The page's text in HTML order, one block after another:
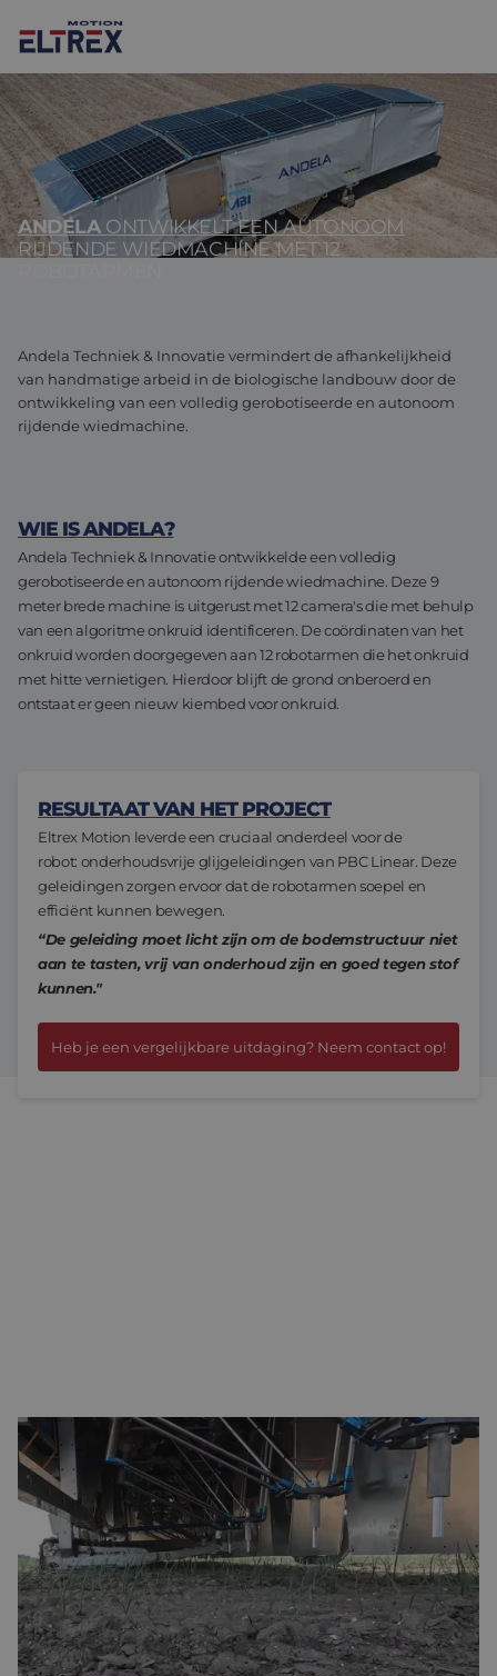
Onze oplossingen
Mechanicals
Motion Control Solutions
Assemblage & Customizing
Intralogistics
Life sciences
Manufacturing
Defensie
Merken
Nieuws
Over ons
Werken bij
ANDELAONTWIKKELT EEN AUTONOOM
RIJDENDE WIEDMACHINE MET 12
Andela Techniek & Innovatie vermindert de afhankelijkheid
van handmatige arbeid in de biologische landbouw door de
ontwikkeling van een volledig gerobotiseerde en autonoom
rijdende wiedmachine.
WIE IS ANDELA?
Andela Techniek & Innovatie ontwikkelde een volledig
gerobotiseerde en autonoom rijdende wiedmachine. Deze 9
meter brede machine is uitgerust met 12 camera's die met behulp
van een algoritme onkruid identificeren. De coördinaten van het
onkruid worden doorgegeven aan 12 robotarmen die het onkruid
met hitte vernietigen. Hierdoor blijft de grond onberoerd en
ontstaat er geen nieuw kiembed voor onkruid.
RESULTAAT VAN HET PROJECT
Eltrex Motion leverde een cruciaal onderdeel voor de
robot: onderhoudsvrije glijgeleidingen van PBC Linear. Deze
geleidingen zorgen ervoor dat de robotarmen soepel en
efficiënt kunnen bewegen.
“De geleiding moet licht zijn om de bodemstructuur niet
aan te tasten, vrij van onderhoud zijn en goed tegen stof
kunnen."
Heb je een vergelijkbare uitdaging? Neem contact op!
TWAALF ROBOTARMEN
Handmatig wieden in de biologische landbouw vereist veel
arbeid, wat steeds moeilijker te vinden én duur is. Er is
behoefte om het wieden te automatiseren om de
afhankelijkheid van handarbeid te verminderen en de
efficiëntie te verhogen. Daarom ontwikkelde Andela de
‘handjes’ met hun innovatieve Andela Robot Weeder 912 (ARW-
912).